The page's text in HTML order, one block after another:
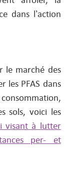
dans l’action
le marché des
les PFAS dans
sols, voici les
visant à lutter
per- et